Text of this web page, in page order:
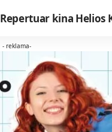
Repertuar kina Helios
- reklama-